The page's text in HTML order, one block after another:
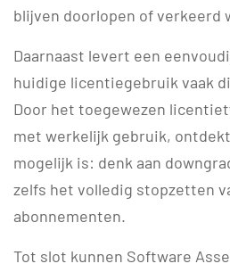
blijven doorlopen of verkeerd
Daarnaast levert een
huidige licentiegebruik vaak
Door het toegewezen
met werkelijk gebruik,
mogelijk is: denk aan
zelfs het volledig stopzetten
abonnementen.
Tot slot kunnen Software